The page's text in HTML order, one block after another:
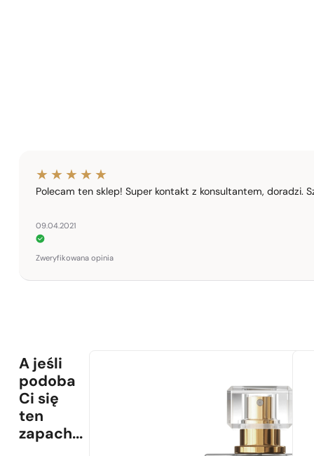
Polecam ten sklep! Super kontakt z konsultantem, doradzi.
09.04.2021
Zweryfikowana opinia
A jeśli
podoba
Ci się
ten
zapach...